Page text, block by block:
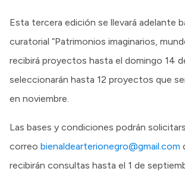
Esta tercera edición se llevará adelante
curatorial “Patrimonios imaginarios,
recibirá proyectos hasta el domingo 14
seleccionarán hasta 12 proyectos que
en noviembre.
Las bases y condiciones podrán
correo bienaldearterionegro@gmail.com
recibirán consultas hasta el 1 de